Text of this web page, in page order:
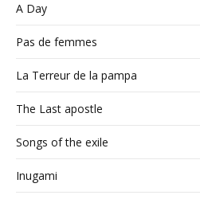
A Day
Pas de femmes
La Terreur de la pampa
The Last apostle
Songs of the exile
Inugami